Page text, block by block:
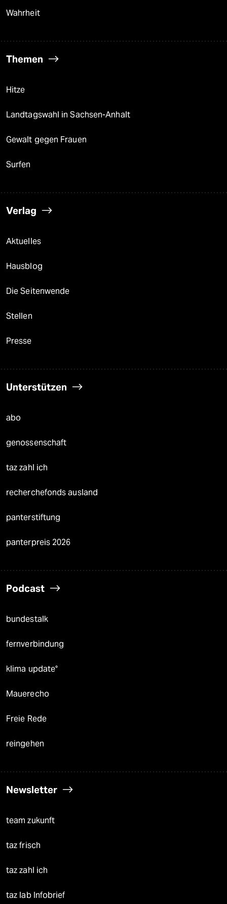
Wahrheit
Themen
Hitze
Landtagswahl in Sachsen-Anhalt
Gewalt gegen Frauen
Surfen
Verlag
Aktuelles
Hausblog
Die Seitenwende
Stellen
Presse
Unterstützen
abo
genossenschaft
taz zahl ich
recherchefonds ausland
panterstiftung
panterpreis 2026
Podcast
bundestalk
fernverbindung
klima update°
Mauerecho
Freie Rede
reingehen
Newsletter
team zukunft
taz frisch
taz zahl ich
taz lab Infobrief